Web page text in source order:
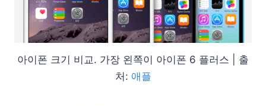
아이폰 크기 비교. 가장 왼쪽이 아이폰 6 플러스 | 출
처: 애플